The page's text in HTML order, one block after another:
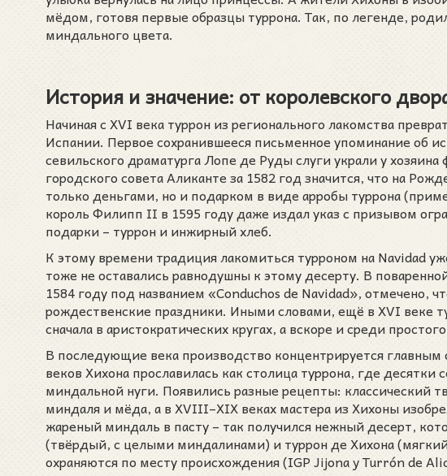
мёдом, готовя первые образцы туррона. Так, по легенде,
миндального цвета.
История и значение: от королевского
Начиная с XVI века туррон из регионального лакомства
Испании. Первое сохранившееся письменное упоминание об
севильского драматурга Лопе де Руды слуги украли у
городского совета Аликанте за 1582 год значится, что на
только деньгами, но и подарком в виде арробы туррона
король Филипп II в 1595 году даже издал указ с призывом
подарки – туррон и инжирный хлеб.
К этому времени традиция лакомиться турроном на Navidad
тоже не оставались равнодушны к этому десерту. В
1584 году под названием «Conduchos de Navidad», отмечено,
рождественские праздники. Иными словами, ещё в XVI веке
сначала в аристократических кругах, а вскоре и среди
В последующие века производство концентрируется
веков Хихона прославилась как столица туррона, где
миндальной нуги. Появились разные рецепты: классический
миндаля и мёда, а в XVIII–XIX веках мастера из Хихоны
жареный миндаль в пасту – так получился нежный десерт,
(твёрдый, с целыми миндалинами) и туррон де Хихона
охраняются по месту происхождения (IGP Jijona y Turrón de